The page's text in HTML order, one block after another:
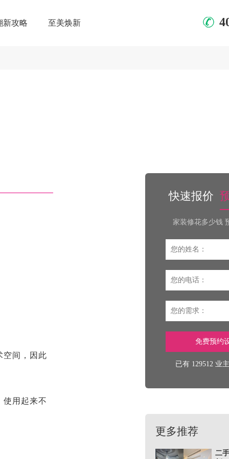
新攻略 至美焕新
空间，因此
使用起来不
快速报价
家装修花多少钱
已有 129512 业
更多推荐
二